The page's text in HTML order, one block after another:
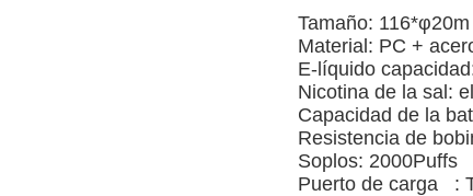
Tamaño: 116*φ20m
Material: PC +
E-líquido
Nicotina de la sal:
Capacidad de la
Resistencia de
Soplos: 2000Puffs
Puerto de carga :